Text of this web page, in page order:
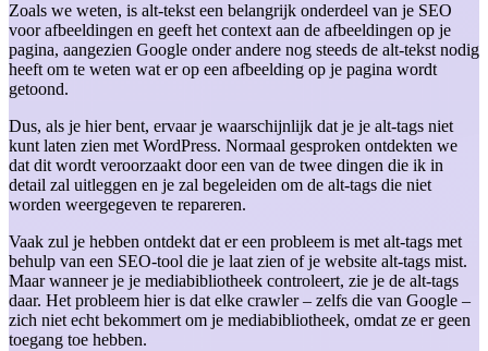
Zoals we weten, is alt-tekst een belangrijk onderdeel van je SEO
voor afbeeldingen en geeft het context aan de afbeeldingen op je
pagina, aangezien Google onder andere nog steeds de alt-tekst nodig
heeft om te weten wat er op een afbeelding op je pagina wordt
getoond.
Dus, als je hier bent, ervaar je waarschijnlijk dat je je alt-tags niet
kunt laten zien met WordPress. Normaal gesproken ontdekten we
dat dit wordt veroorzaakt door een van de twee dingen die ik in
detail zal uitleggen en je zal begeleiden om de alt-tags die niet
worden weergegeven te repareren.
Vaak zul je hebben ontdekt dat er een probleem is met alt-tags met
behulp van een SEO-tool die je laat zien of je website alt-tags mist.
Maar wanneer je je mediabibliotheek controleert, zie je de alt-tags
daar. Het probleem hier is dat elke crawler – zelfs die van Google –
zich niet echt bekommert om je mediabibliotheek, omdat ze er geen
toegang toe hebben.